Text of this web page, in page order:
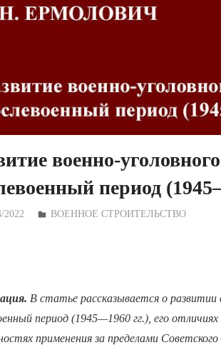
военно-
период
2022 Дежурный по Редакции
ВОЕННОЕ СТРОИТЕЛЬСТВО
В статье рассказывается о
период (1945—1960 гг.), его
применения за пределами